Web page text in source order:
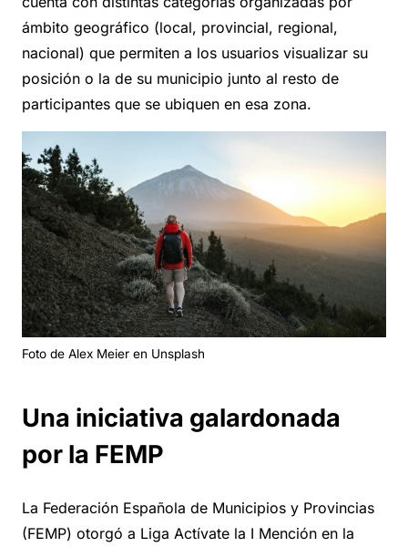
ámbito geográfico (local, provincial, regional,
nacional) que permiten a los usuarios visualizar su
posición o la de su municipio junto al resto de
participantes que se ubiquen en esa zona.
Foto de Alex Meier en Unsplash
Una iniciativa galardonada
por la FEMP
La Federación Española de Municipios y Provincias
(FEMP) otorgó a Liga Actívate la I Mención en la